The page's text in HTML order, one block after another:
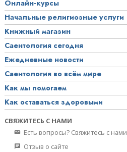
Онлайн-курсы
Начальные религиозные услуги
Книжный магазин
Саентология сегодня
Ежедневные новости
Саентология во всём мире
Как мы помогаем
Как оставаться здоровыми
СВЯЖИТЕСЬ С НАМИ
Есть вопросы? Свяжитесь с нами
Отзыв о сайте